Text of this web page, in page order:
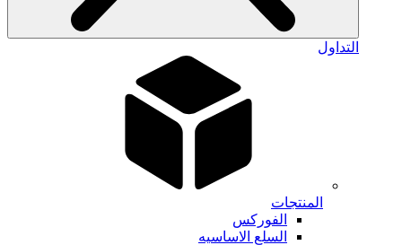
التداول
المنتجات
الفوركس
السلع الاساسيه